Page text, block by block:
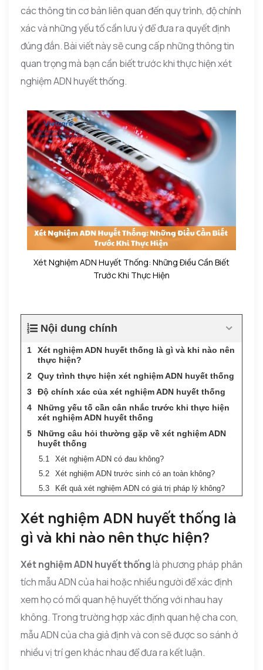
các thông tin cơ bản liên quan đến quy trình, độ chính
xác và những yếu tố cần lưu ý để đưa ra quyết định
đúng đắn. Bài viết này sẽ cung cấp những thông tin
quan trọng mà bạn cần biết trước khi thực hiện xét
nghiệm ADN huyết thống.
Xét Nghiệm ADN Huyết Thống: Những Điều Cần Biết
Trước Khi Thực Hiện
Nội dung chính
Xét nghiệm ADN huyết thống là gì và khi nào nên
thực hiện?
Quy trình thực hiện xét nghiệm ADN huyết thống
Độ chính xác của xét nghiệm ADN huyết thống
Những yếu tố cần cân nhắc trước khi thực hiện
xét nghiệm ADN huyết thống
Những câu hỏi thường gặp về xét nghiệm ADN
huyết thống
Xét nghiệm ADN có đau không?
Xét nghiệm ADN trước sinh có an toàn không?
Kết quả xét nghiệm ADN có giá trị pháp lý không?
Xét nghiệm ADN huyết thống là
gì và khi nào nên thực hiện?
Xét nghiệm ADN huyết thốnglà phương pháp phân
tích mẫu ADN của hai hoặc nhiều người để xác định
xem họ có mối quan hệ huyết thống với nhau hay
không. Trong trường hợp xác định quan hệ cha con,
mẫu ADN của cha giả định và con sẽ được so sánh ở
nhiều vị trí gen khác nhau để đưa ra kết luận.